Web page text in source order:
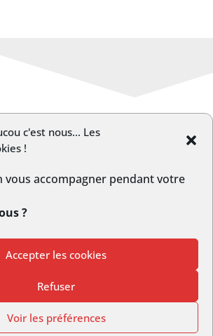
c'est nous... Les
!
vous accompagner pendant votre
?
Accepter les cookies
Refuser
Voir les préférences
| Webmaster :